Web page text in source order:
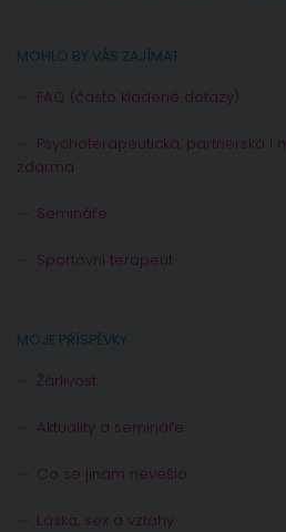
MOHLO BY VÁS ZAJÍMAT
FAQ (často kladené dotazy)
Psychoterapeutická, partnerská i
zdarma
Semináře
Sportovní terapeut
MOJE PŘÍSPĚVKY
Žárlivost
Aktuality a semináře
Co se jinam nevešlo
Láska, sex a vztahy